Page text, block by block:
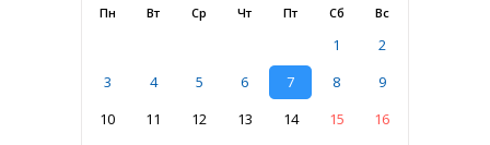
Пн Вт Ср Чт Пт Сб Вс
1
2
3
4 5 6 7 8
9
10
11 12 13 14 15
16